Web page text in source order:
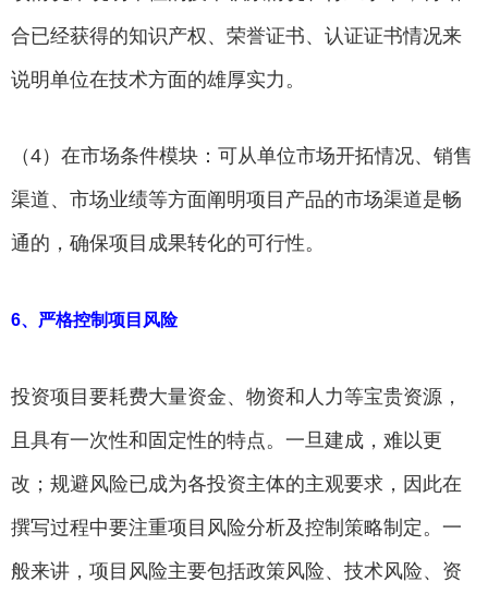
合已经获得的知识产权、荣誉证书、认证证书情况来
说明单位在技术方面的雄厚实力。
（4）在市场条件模块：可从单位市场开拓情况、销售
渠道、市场业绩等方面阐明项目产品的市场渠道是畅
通的，确保项目成果转化的可行性。
6、严格控制项目风险
投资项目要耗费大量资金、物资和人力等宝贵资源，
且具有一次性和固定性的特点。一旦建成，难以更
改；规避风险已成为各投资主体的主观要求，因此在
撰写过程中要注重项目风险分析及控制策略制定。一
般来讲，项目风险主要包括政策风险、技术风险、资